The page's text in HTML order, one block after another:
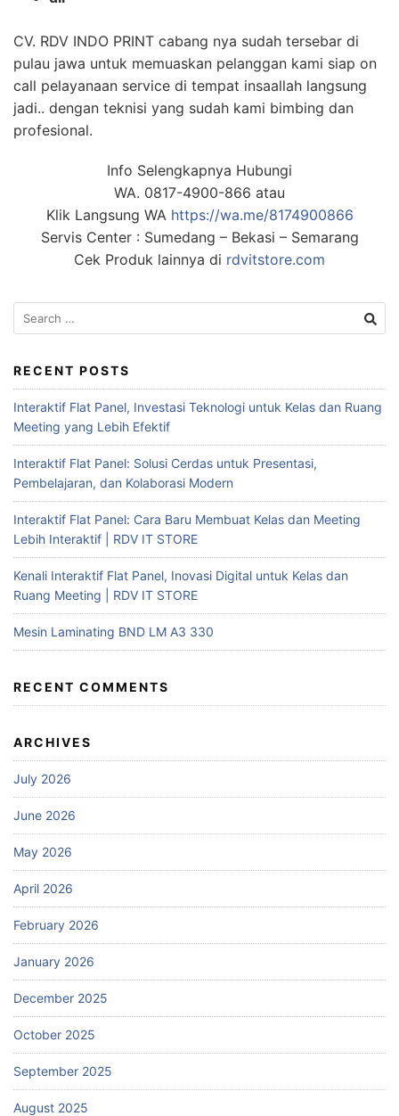
CV. RDV INDO PRINT cabang nya sudah tersebar di
pulau jawa untuk memuaskan pelanggan kami siap on
call pelayanaan service di tempat insaallah langsung
jadi.. dengan teknisi yang sudah kami bimbing dan
profesional.
Info Selengkapnya Hubungi
WA. 0817-4900-866 atau
Klik Langsung WA https://wa.me/8174900866
Servis Center : Sumedang – Bekasi – Semarang
Cek Produk lainnya di rdvitstore.com
RECENT POSTS
Interaktif Flat Panel, Investasi Teknologi untuk Kelas dan Ruang
Meeting yang Lebih Efektif
Interaktif Flat Panel: Solusi Cerdas untuk Presentasi,
Pembelajaran, dan Kolaborasi Modern
Interaktif Flat Panel: Cara Baru Membuat Kelas dan Meeting
Lebih Interaktif | RDV IT STORE
Kenali Interaktif Flat Panel, Inovasi Digital untuk Kelas dan
Ruang Meeting | RDV IT STORE
Mesin Laminating BND LM A3 330
RECENT COMMENTS
ARCHIVES
July 2026
June 2026
May 2026
April 2026
February 2026
January 2026
December 2025
October 2025
September 2025
August 2025